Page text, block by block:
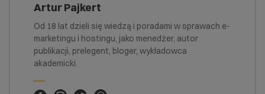
Artur Pajkert
Od 18 lat dzieli się wiedzą i poradami w sprawach e-
marketingu i hostingu, jako menedżer, autor
publikacji, prelegent, bloger, wykładowca
akademicki.